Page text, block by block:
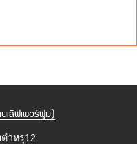
เลิฟเพอร์ฟูม)
ำหรุ12